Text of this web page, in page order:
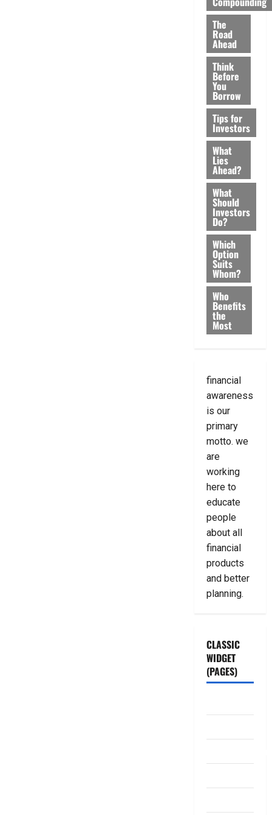
The
Road
Ahead
Think
Before
You
Borrow
Tips for
Investors
What
Lies
Ahead?
What
Should
Investors
Do?
Which
Option
Suits
Whom?
Who
Benefits
the
Most
financial
awareness
is our
primary
motto. we
are
working
here to
educate
people
about all
financial
products
and better
planning.
CLASSIC
WIDGET
(PAGES)